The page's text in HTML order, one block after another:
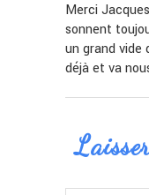
Merci
sonnent
un grand vide
déjà et va